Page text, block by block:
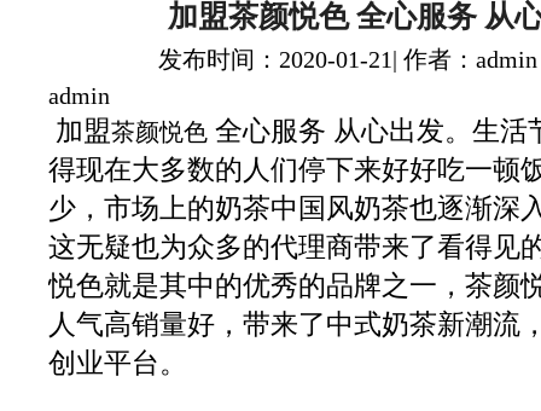
加盟茶颜悦色 全心服务 从
发布时间：2020-01-21| 作者：
admin
加盟茶颜悦色 全心服务 从心出发。生活
得现在大多数的人们停下来好好吃一顿
少，市场上的奶茶中国风奶茶也逐渐深
这无疑也为众多的代理商带来了看得见
悦色就是其中的优秀的品牌之一，茶颜
人气高销量好，带来了中式奶茶新潮流
创业平台。